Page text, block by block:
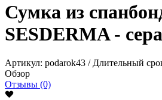
Сумка из
SESDERMA -
Артикул: podarok43 / Длительный
Обзор
Отзывы (0)